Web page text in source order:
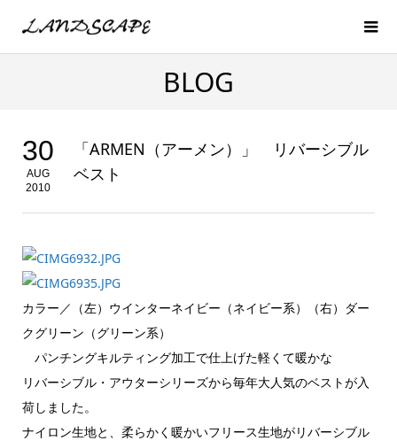
BLOG
30
AUG
2010
「ARMEN（アーメン）」 リバーシブル
ベスト
カラー／（左）ウインターネイビー（ネイビー系）（右）ダー
クグリーン（グリーン系）
パンチングキルティング加工で仕上げた軽くて暖かな
リバーシブル・アウターシリーズから毎年大人気のベストが入
荷しました。
ナイロン生地と、柔らかく暖かいフリース生地がリバーシブル